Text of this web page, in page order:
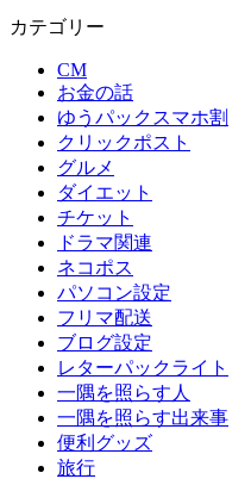
カテゴリー
CM
お金の話
ゆうパックスマホ割
クリックポスト
グルメ
ダイエット
チケット
ドラマ関連
ネコポス
パソコン設定
フリマ配送
ブログ設定
レターパックライト
一隅を照らす人
一隅を照らす出来事
便利グッズ
旅行